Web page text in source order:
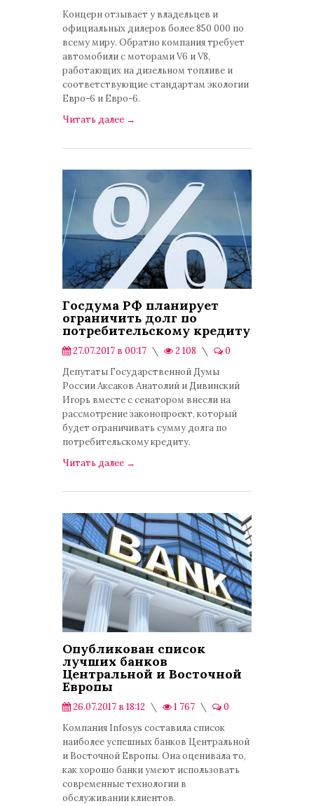
Концерн отзывает у владельцев и
официальных дилеров более 850 000 по
всему миру. Обратно компания требует
автомобили с моторами V6 и V8,
работающих на дизельном топливе и
соответствующие стандартам экологии
Евро-6 и Евро-6.
Читать далее →
Госдума РФ планирует
ограничить долг по
потребительскому кредиту
27.07.2017 в 00:17 2 108
0
Депутаты Государственной Думы
России Аксаков Анатолий и Дивинский
Игорь вместе с сенатором внесли на
рассмотрение законопроект, который
будет ограничивать сумму долга по
потребительскому кредиту.
Читать далее →
Опубликован список
лучших банков
Центральной и Восточной
Европы
26.07.2017 в 18:12 1 767
0
Компания Infosys составила список
наиболее успешных банков Центральной
и Восточной Европы. Она оценивала то,
как хорошо банки умеют использовать
современные технологии в
обслуживании клиентов.